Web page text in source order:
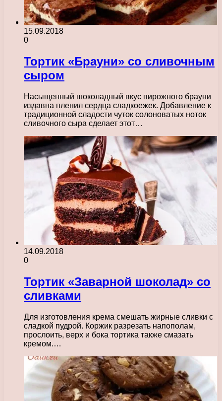
15.09.2018
0
Тортик «Брауни» со сливочным
сыром
Насыщенный шоколадный вкус пирожного брауни
издавна пленил сердца сладкоежек. Добавление к
традиционной сладости чуток солоноватых ноток
сливочного сыра сделает этот…
14.09.2018
0
Тортик «Заварной шоколад» со
сливками
Для изготовления крема смешать жирные сливки с
сладкой пудрой. Коржик разрезать напополам,
прослоить, верх и бока тортика также смазать
кремом.…